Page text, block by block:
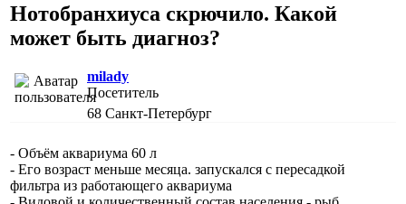
Нотобранхиуса скрючило. Какой
может быть диагноз?
milady
Посетитель
68 Санкт-Петербург
- Объём аквариума 60 л
- Его возраст меньше месяца. запускался с пересадкой
фильтра из работающего аквариума